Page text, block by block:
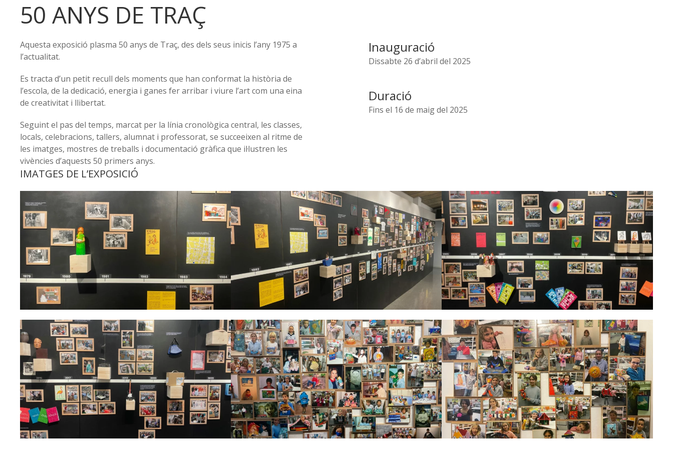
50 ANYS DE TRAÇ
Aquesta exposició plasma 50 anys de Traç, des dels seus inicis l’any 1975 a
l’actualitat.
Es tracta d’un petit recull dels moments que han conformat la història de
l’escola, de la dedicació, energia i ganes fer arribar i viure l’art com una eina
de creativitat i llibertat.
Seguint el pas del temps, marcat per la línia cronològica central, les classes,
locals, celebracions, tallers, alumnat i professorat, se succeeixen al ritme de
les imatges, mostres de treballs i documentació gràfica que il·lustren les
vivències d’aquests 50 primers anys.
Inauguració
Dissabte 26 d’abril del 2025
Duració
Fins el 16 de maig del 2025
IMATGES DE L’EXPOSICIÓ